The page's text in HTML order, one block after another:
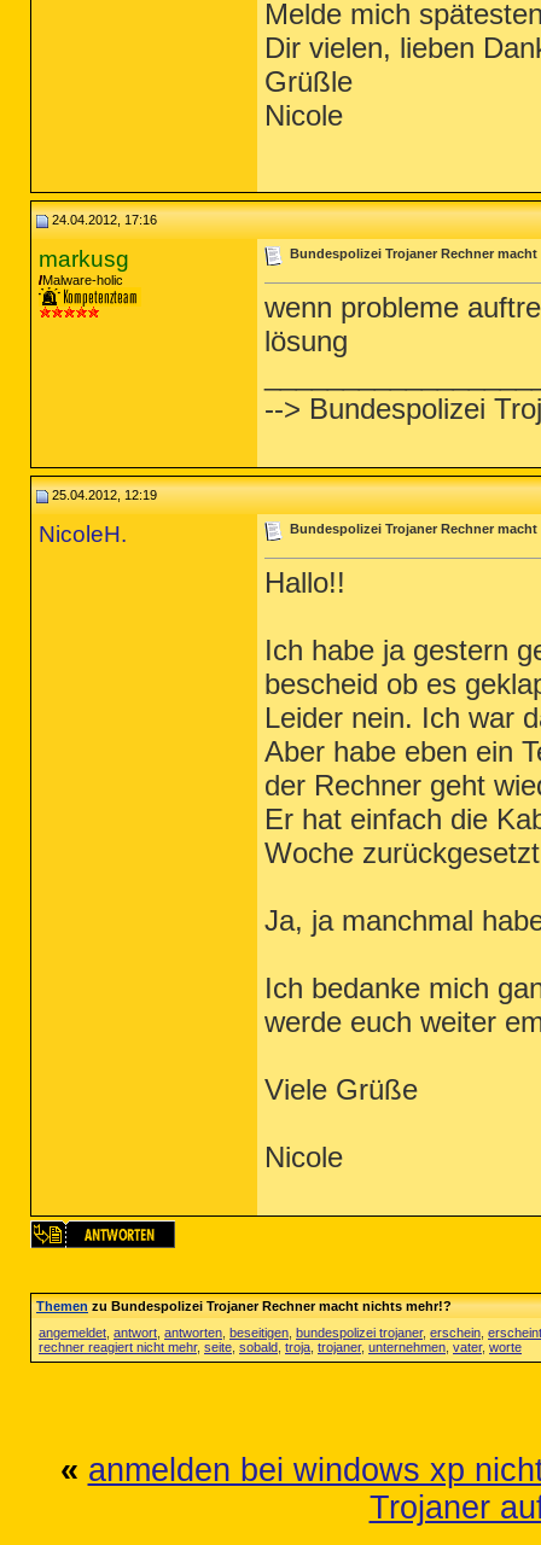
Melde mich
Dir vielen, lieben
Grüßle
Nicole
24.04.2012, 17:16
markusg
Malware-holic
Bundespolizei Trojaner Rechner
wenn probleme
lösung
--> Bundespolizei
25.04.2012, 12:19
NicoleH. Bundespolizei Trojaner Rechner
Hallo!!
Ich habe ja gestern
bescheid ob es
Leider nein. Ich war
Aber habe eben ein
der Rechner geht
Er hat einfach die
Woche
Ja, ja manchmal
Ich bedanke mich
werde euch weiter
Viele Grüße
Nicole
Themenzu Bundespolizei Trojaner Rechner macht nichts mehr!?
angemeldet antwort antworten beseitigen bundespolizei trojaner, erschein erscheint
rechner reagiert nicht mehr, seite sobald troja trojaner, unternehmen vater, worte
« anmelden bei windows xp
Trojaner